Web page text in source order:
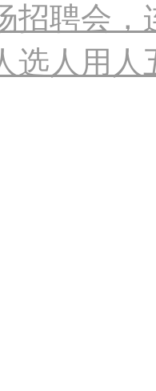
招聘会，
选人用人